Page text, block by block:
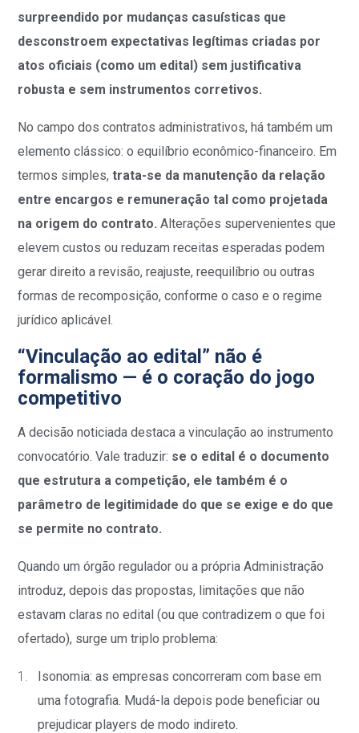
surpreendido por mudanças casuísticas que
desconstroem expectativas legítimas criadas por
atos oficiais (como um edital) sem justificativa
robusta e sem instrumentos corretivos.
No campo dos contratos administrativos, há também um
elemento clássico: o equilíbrio econômico-financeiro. Em
termos simples,trata-se da manutenção da relação
entre encargos e remuneração tal como projetada
na origem do contrato.Alterações supervenientes que
elevem custos ou reduzam receitas esperadas podem
gerar direito a revisão, reajuste, reequilíbrio ou outras
formas de recomposição, conforme o caso e o regime
jurídico aplicável.
“Vinculação ao edital” não é
formalismo — é o coração do jogo
competitivo
A decisão noticiada destaca a vinculação ao instrumento
convocatório. Vale traduzir: se o edital é o documento
que estrutura a competição, ele também é o
parâmetro de legitimidade do que se exige e do que
se permite no contrato.
Quando um órgão regulador ou a própria Administração
introduz, depois das propostas, limitações que não
estavam claras no edital (ou que contradizem o que foi
ofertado), surge um triplo problema:
Isonomia: as empresas concorreram com base em
uma fotografia. Mudá-la depois pode beneficiar ou
prejudicar players de modo indireto.